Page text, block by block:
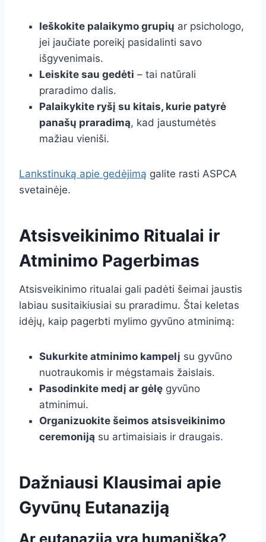
Ieškokite palaikymo grupių ar psichologo,
jei jaučiate poreikį pasidalinti savo
išgyvenimais.
Leiskite sau gedėti – tai natūrali
praradimo dalis.
Palaikykite ryšį su kitais, kurie patyrė
panašų praradimą, kad jaustumėtės
mažiau vieniši.
Lankstinuką apie gedėjimą galite rasti ASPCA
svetainėje.
Atsisveikinimo Ritualai ir
Atminimo Pagerbimas
Atsisveikinimo ritualai gali padėti šeimai jaustis
labiau susitaikiusiai su praradimu. Štai keletas
idėjų, kaip pagerbti mylimo gyvūno atminimą:
Sukurkite atminimo kampelį su gyvūno
nuotraukomis ir mėgstamais žaislais.
Pasodinkite medį ar gėlę gyvūno
atminimui.
Organizuokite šeimos atsisveikinimo
ceremoniją su artimaisiais ir draugais.
Dažniausi Klausimai apie
Gyvūnų Eutanaziją